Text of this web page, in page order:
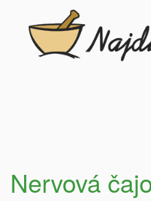
Nervová